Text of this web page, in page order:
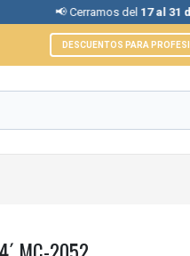
Cerramos del17 al 31 de agosto,
DESCUENTOS PARA